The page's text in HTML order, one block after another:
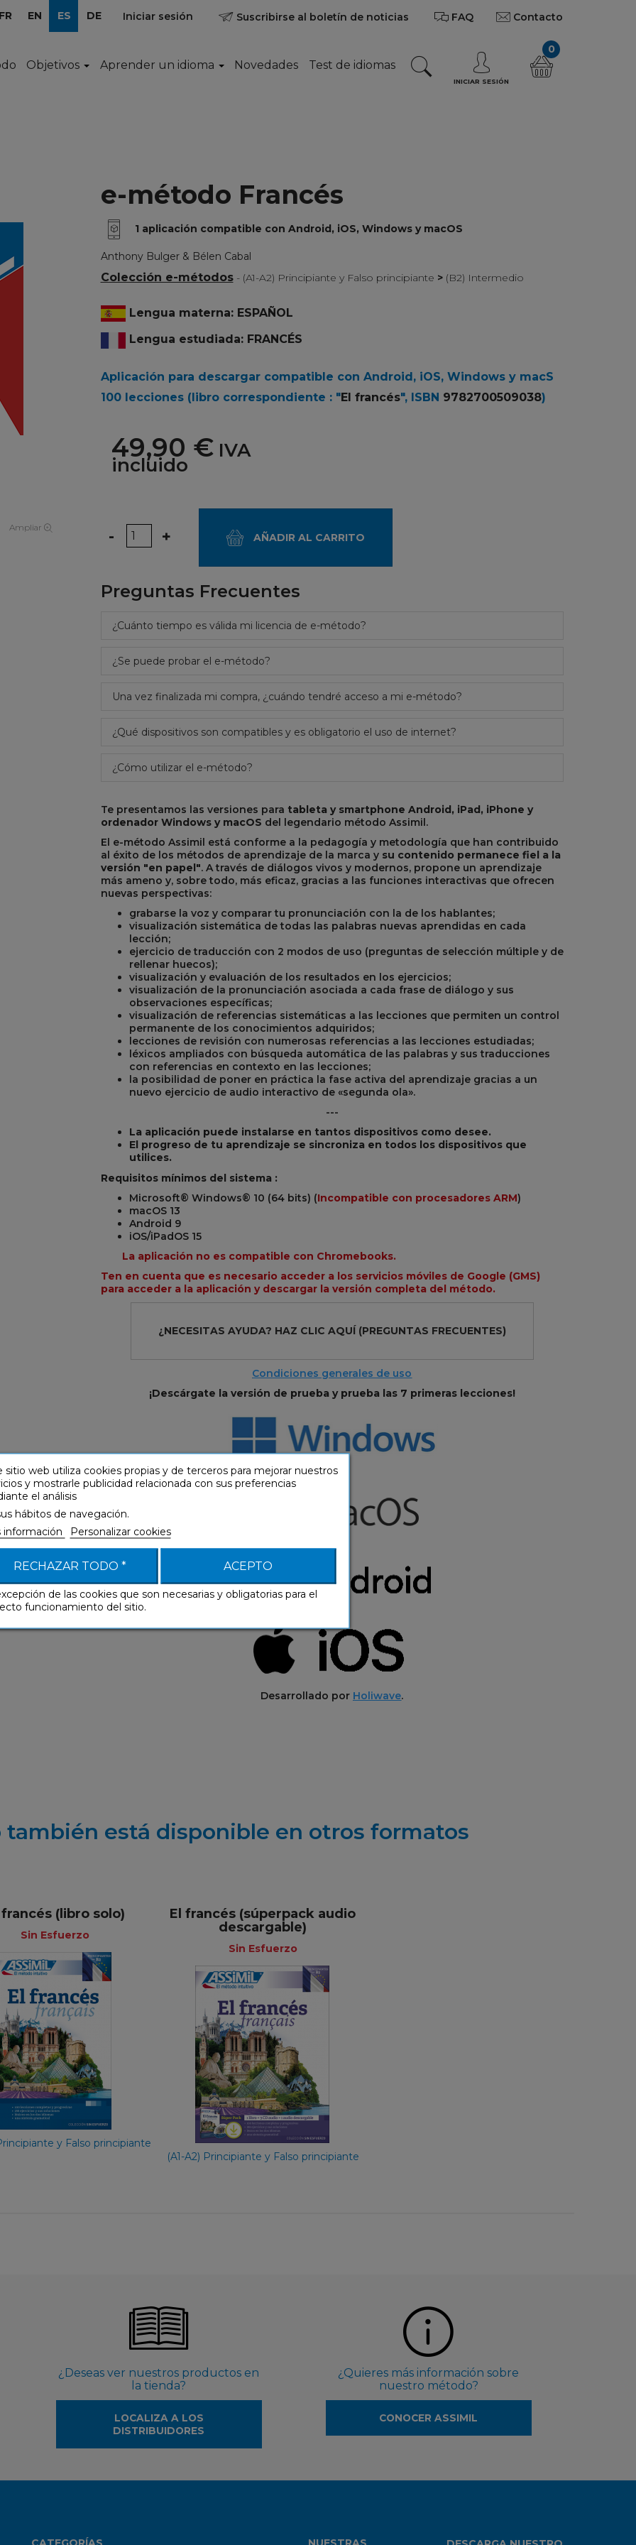
FR EN ES DE Iniciar sesión Suscribirse al boletín de noticias FAQ Contacto
Objetivos Aprender un idioma Novedades Test de idiomas
INICIAR SESIÓN
0
Ampliar
e-método Francés
1 aplicación compatible con Android, iOS, Windows y macOS
Anthony Bulger & Bélen Cabal
Colección e-métodos - (A1-A2) Principiante y Falso principiante >(B2) Intermedio
Lengua materna: ESPAÑOL
Lengua estudiada: FRANCÉS
Aplicación para descargar compatible con Android, iOS, Windows y macS
100 lecciones (libro correspondiente :"El francés", ISBN 9782700509038)
49,90 €IVA
incluido
Cantidad
- + AÑADIR AL CARRITO
Preguntas Frecuentes
¿Cuánto tiempo es válida mi licencia de e-método?
¿Se puede probar el e-método?
Una vez finalizada mi compra, ¿cuándo tendré acceso a mi e-método?
¿Qué dispositivos son compatibles y es obligatorio el uso de internet?
¿Cómo utilizar el e-método?
Te presentamos las versiones para tableta y smartphone Android, iPad, iPhone y
ordenador Windows y macOS del legendario método Assimil.
El e-método Assimil está conforme a la pedagogía y metodología que han contribuido
al éxito de los métodos de aprendizaje de la marca y su contenido permanece fiel a la
versión "en papel". A través de diálogos vivos y modernos, propone un aprendizaje
más ameno y, sobre todo, más eficaz, gracias a las funciones interactivas que ofrecen
nuevas perspectivas:
grabarse la voz y comparar tu pronunciación con la de los hablantes;
visualización sistemática de todas las palabras nuevas aprendidas en cada
lección;
ejercicio de traducción con 2 modos de uso (preguntas de selección múltiple y de
rellenar huecos);
visualización y evaluación de los resultados en los ejercicios;
visualización de la pronunciación asociada a cada frase de diálogo y sus
observaciones específicas;
visualización de referencias sistemáticas a las lecciones que permiten un control
permanente de los conocimientos adquiridos;
lecciones de revisión con numerosas referencias a las lecciones estudiadas;
léxicos ampliados con búsqueda automática de las palabras y sus traducciones
con referencias en contexto en las lecciones;
la posibilidad de poner en práctica la fase activa del aprendizaje gracias a un
nuevo ejercicio de audio interactivo de «segunda ola».
---
La aplicación puede instalarse en tantos dispositivos como desee.
El progreso de tu aprendizaje se sincroniza en todos los dispositivos que
utilices.
Requisitos mínimos del sistema :
Microsoft® Windows® 10 (64 bits) (Incompatible con procesadores ARM)
macOS 13
Android 9
iOS/iPadOS 15
La aplicación no es compatible con Chromebooks.
Ten en cuenta que es necesario acceder a los servicios móviles de Google (GMS)
para acceder a la aplicación y descargar la versión completa del método.
¿NECESITAS AYUDA? HAZ CLIC AQUÍ(PREGUNTAS FRECUENTES)
Condiciones generales de uso
¡Descárgate la versión de prueba y prueba las 7 primeras lecciones!
Desarrollado por Holiwave.
también está disponible en otros formatos
francés (libro solo)
Sin Esfuerzo
y Falso principiante
Sin Esfuerzo
Español
29,90 €
El francés (súperpack audio
descargable)
Sin Esfuerzo
(A1-A2) Principiante y Falso principiante
+ +
Sin Esfuerzo
Español
65,90 €
¿Deseas ver nuestros productos en
la tienda?
LOCALIZA A LOS
DISTRIBUIDORES
¿Quieres más información sobre
nuestro método?
CONOCER ASSIMIL
sitio web utiliza cookies propias y de terceros para mejorar nuestros
y mostrarle publicidad relacionada con sus preferencias
el análisis
hábitos de navegación.
información
Personalizar cookies
RECHAZAR TODO * ACEPTO
de las cookies que son necesarias y obligatorias para el
funcionamiento del sitio.